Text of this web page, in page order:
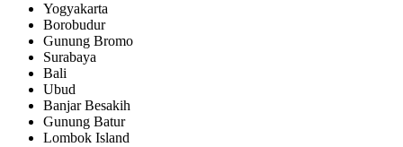
Yogyakarta
Borobudur
Gunung Bromo
Surabaya
Bali
Ubud
Banjar Besakih
Gunung Batur
Lombok Island